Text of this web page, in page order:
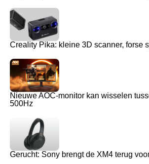
Creality Pika: kleine 3D scanner, forse
Nieuwe AOC-monitor kan wisselen
500Hz
Gerucht: Sony brengt de XM4 terug